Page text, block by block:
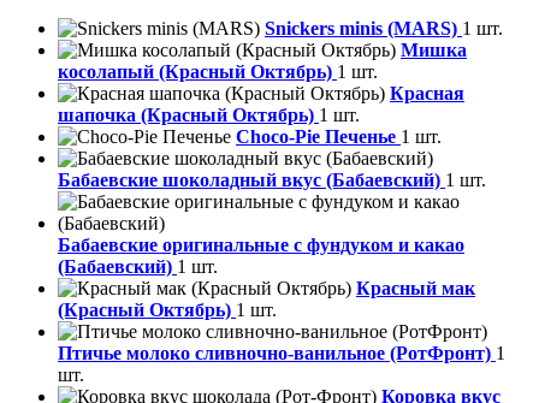
Snickers minis (MARS) 1 шт.
Мишка
косолапый (Красный Октябрь) 1 шт.
Красная
шапочка (Красный Октябрь) 1 шт.
Choco-Pie Печенье 1 шт.
Бабаевские шоколадный вкус (Бабаевский) 1 шт.
Бабаевские оригинальные с фундуком и какао
(Бабаевский) 1 шт.
Красный мак
(Красный Октябрь) 1 шт.
Птичье молоко сливночно-ванильное (РотФронт) 1
шт.
Коровка вкус